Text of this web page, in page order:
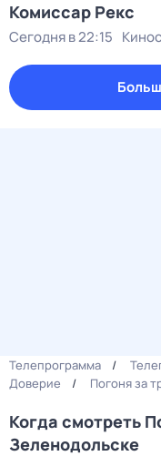
Комиссар Рекс
Сегодня в 22:15
Телепрограмма
Доверие
Погоня за
Когда смотреть
Зеленодольске